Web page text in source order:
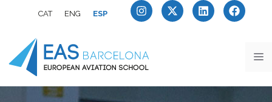
CAT ENG ESP